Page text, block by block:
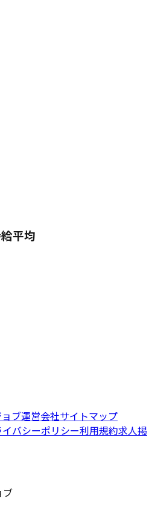
平均
ブ運営会社サイトマップ
イバシーポリシー利用規約求人掲
ブ